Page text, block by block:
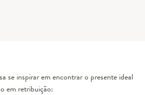
se inspirar em encontrar o presente ideal
em retribuição: